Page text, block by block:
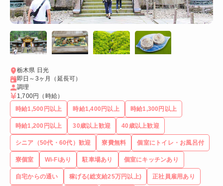
栃木県 日光
即日～3ヶ月（延長可）
調理
1,700円 （時給）
時給1,500円以上
時給1,400円以上 時給1,300円以上
時給1,200円以上 30歳以上歓迎 40歳以上歓迎
シニア（50代・60代）歓迎 寮費無料 個室にトイレ・お風呂付
寮個室 Wi-Fiあり 駐車場あり 個室にキッチンあり
自宅からの通い 稼げる(総支給25万円以上) 正社員雇用あり